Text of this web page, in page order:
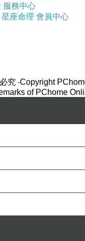
服務中心
星座命理 會員中心
究 ‧Copyright
of PChome